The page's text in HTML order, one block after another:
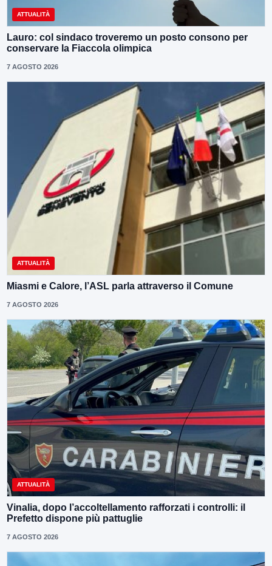
ATTUALITÀ
Lauro: col sindaco troveremo un posto consono per
conservare la Fiaccola olimpica
7 AGOSTO 2026
ATTUALITÀ
Miasmi e Calore, l’ASL parla attraverso il Comune
7 AGOSTO 2026
ATTUALITÀ
Vinalia, dopo l’accoltellamento rafforzati i controlli: il
Prefetto dispone più pattuglie
7 AGOSTO 2026